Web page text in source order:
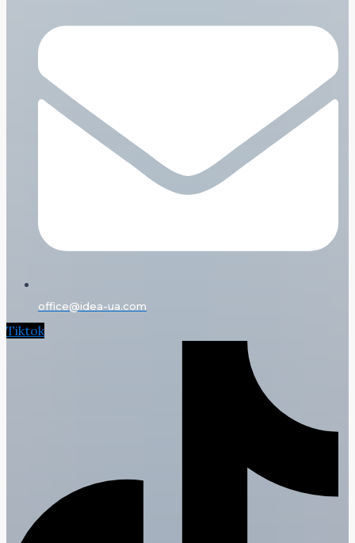
office@idea-ua.com
Tiktok